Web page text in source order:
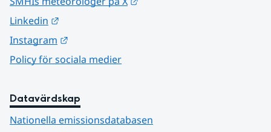
Linkedin
Instagram
Policy för sociala medier
Datavärdskap
Nationella emissionsdatabasen